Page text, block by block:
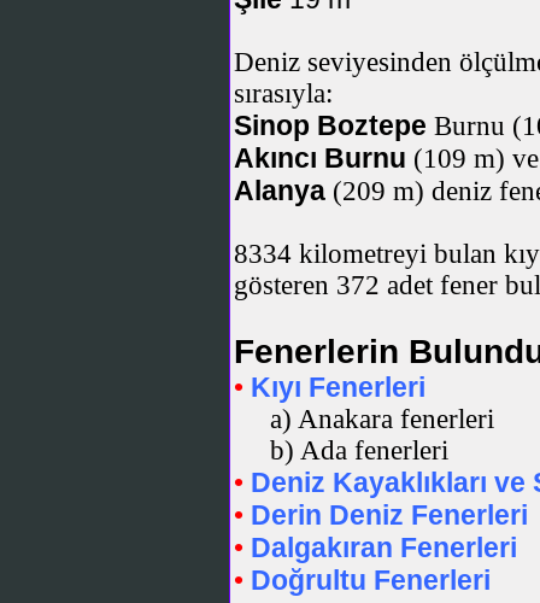
Deniz seviyesinden
sırasıyla:
Sinop Boztepe Burnu
Akıncı Burnu (109 m) ve
Alanya (209 m) deniz
8334 kilometreyi bulan
gösteren 372 adet fener
Fenerlerin
• Kıyı Fenerleri
a) Anakara fenerleri
b) Ada fenerleri
• Deniz Kayaklıkları ve
• Derin Deniz Fenerleri
• Dalgakıran Fenerleri
• Doğrultu Fenerleri